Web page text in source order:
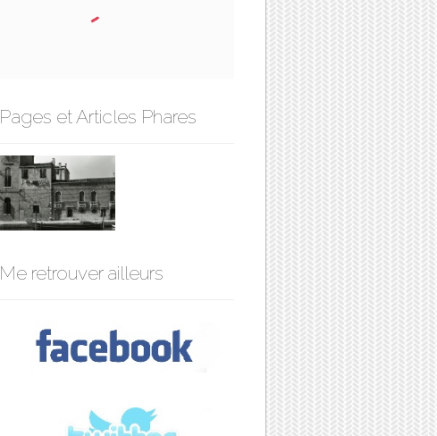
Pages et Articles Phares
Me retrouver ailleurs